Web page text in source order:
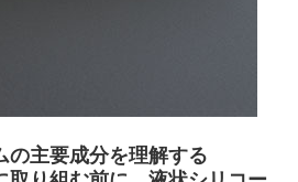
の主要成分を理解する